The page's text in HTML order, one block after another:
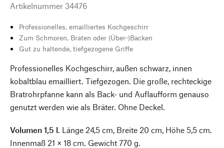
Artikelnummer 34476
Professionelles, emailliertes Kochgeschirr
Zum Schmoren, Braten oder (Über-)Backen
Gut zu haltende, tiefgezogene Griffe
Professionelles Kochgeschirr, außen schwarz, innen
kobaltblau emailliert. Tiefgezogen. Die große, rechteckige
Bratrohrpfanne kann als Back- und Auflaufform genauso
genutzt werden wie als Bräter. Ohne Deckel.
Volumen 1,5 l. Länge 24,5 cm, Breite 20 cm, Höhe 5,5 cm.
Innenmaß 21 × 18 cm. Gewicht 770 g.